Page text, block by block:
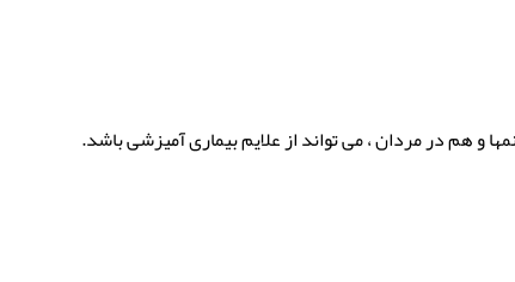
هم در مردان ، می تواند از علایم بیماری آمیزشی باشد.